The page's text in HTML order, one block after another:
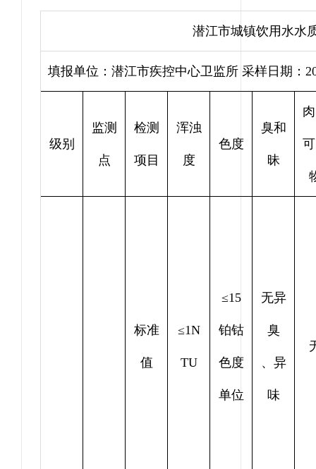
潜江市城镇饮用水水
填报单位：潜江市疾控中心卫监所 采样日期：
级别
监测
点
检测
项目
浑浊
度
色度
臭和
昧
标准
值
≤1N
TU
≤15
铂钴
色度
单位
无异
臭
、异
味